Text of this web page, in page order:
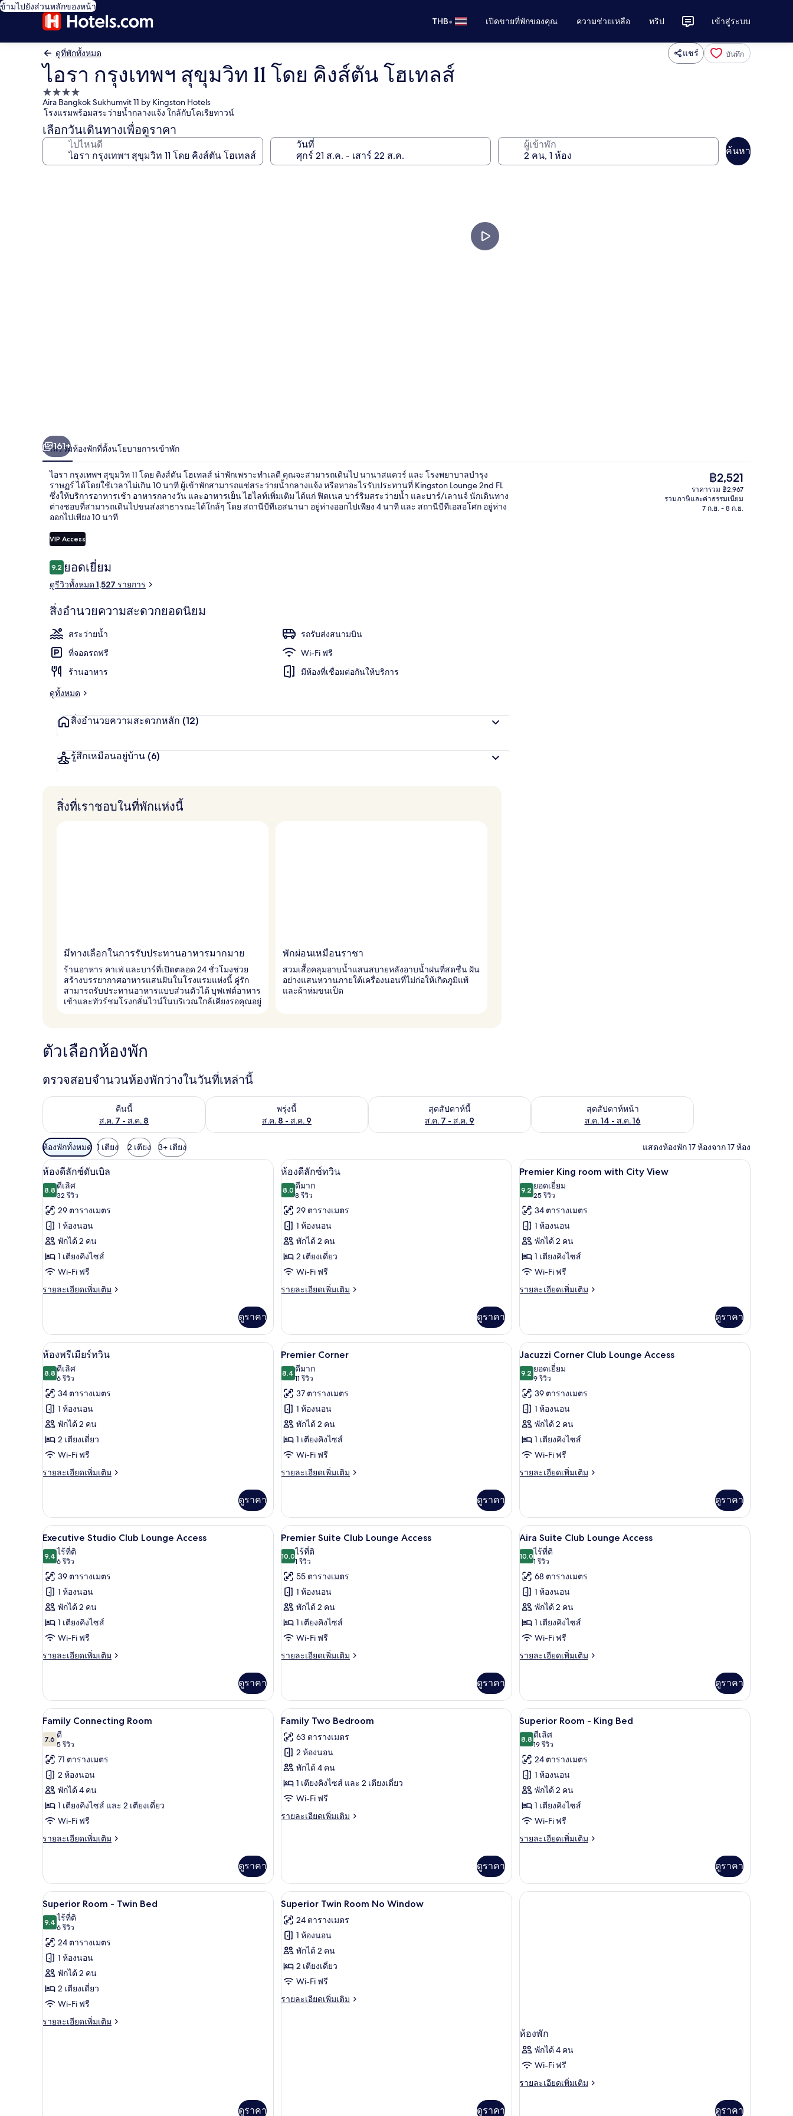
ข้ามไปยังส่วนหลักของหน้า
THB• เปิดขายที่พักของคุณ ความช่วยเหลือ ทริป เข้าสู่ระบบ
ดูที่พักทั้งหมด แชร์ บันทึก
ไอรา กรุงเทพฯ สุขุมวิท 11 โดย คิงส์ตัน โฮเทลส์
ที่พัก
4.0
ดาว
Aira Bangkok Sukhumvit 11 by Kingston Hotels
โรงแรมพร้อมสระว่ายน้ำกลางแจ้ง ใกล้กับโคเรียทาวน์
เลือกวันเดินทางเพื่อดูราคา
ไปไหนดี วันที่ ผู้เข้าพัก
ค้นหา
ลส์
Jacuzzi Corner Club Lounge Access | เครื่องนอนระดับพรีเมียม, ผ้านวมขนเป็ด, มินิบาร์, ตู้
บริเวณภายนอก
161+
ภาพรวมห้องพักที่ตั้งนโยบายการเข้าพัก
ไอรา กรุงเทพฯ สุขุมวิท 11 โดย คิงส์ตัน โฮเทลส์ น่าพักเพราะทำเลดี คุณจะสามารถเดินไป นานาสแควร์ และ โรงพยาบาลบำรุง
ราษฏร์ ได้โดยใช้เวลาไม่เกิน 10 นาที ผู้เข้าพักสามารถแช่สระว่ายน้ำกลางแจ้ง หรือหาอะไรรับประทานที่ Kingston Lounge 2nd FL
ซึ่งให้บริการอาหารเช้า อาหารกลางวัน และอาหารเย็น ไฮไลท์เพิ่มเติม ได้แก่ ฟิตเนส บาร์ริมสระว่ายน้ำ และบาร์/เลานจ์ นักเดินทาง
ต่างชอบที่สามารถเดินไปขนส่งสาธารณะได้ใกล้ๆ โดย สถานีบีทีเอสนานา อยู่ห่างออกไปเพียง 4 นาที และ สถานีบีทีเอสอโศก อยู่ห่าง
ออกไปเพียง 10 นาที
VIP Access
รีวิว
9.29.2 จาก 10
ยอดเยี่ยม
ดูรีวิวทั้งหมด 1,527 รายการ
สิ่งอำนวยความสะดวกยอดนิยม
สระว่ายน้ำ
รถรับส่งสนามบิน
ที่จอดรถฟรี
Wi-Fi ฟรี
ร้านอาหาร
มีห้องที่เชื่อมต่อกันให้บริการ
ดูทั้งหมด
สิ่งอำนวยความสะดวกหลัก (12)
รู้สึกเหมือนอยู่บ้าน (6)
ราคา
ปัจจุบัน
฿2,521
฿2,521
ราคารวม ฿2,967
รวมภาษีและค่าธรรมเนียม
7 ก.ย. - 8 ก.ย.
สิ่งที่เราชอบในที่พักแห่งนี้
มีทางเลือกในการรับประทานอาหารมากมาย
ร้านอาหาร คาเฟ่ และบาร์ที่เปิดตลอด 24 ชั่วโมงช่วย
สร้างบรรยากาศอาหารแสนฝันในโรงแรมแห่งนี้ คู่รัก
สามารถรับประทานอาหารแบบส่วนตัวได้ บุฟเฟต์อาหาร
เช้าและทัวร์ชมโรงกลั่นไวน์ในบริเวณใกล้เคียงรอคุณอยู่
พักผ่อนเหมือนราชา
สวมเสื้อคลุมอาบน้ำแสนสบายหลังอาบน้ำฝนที่สดชื่น ฝัน
อย่างแสนหวานภายใต้เครื่องนอนที่ไม่ก่อให้เกิดภูมิแพ้
และผ้าห่มขนเป็ด
ตัวเลือกห้องพัก
ตรวจสอบจำนวนห้องพักว่างในวันที่เหล่านี้
คืนนี้
ส.ค. 7 - ส.ค. 8
ตรวจสอบจำนวนห้องพักว่างในคืนนี้ ส.ค. 7 - ส.ค. 8
พรุ่งนี้
ส.ค. 8 - ส.ค. 9
ตรวจสอบจำนวนห้องพักว่างในพรุ่งนี้ ส.ค. 8 - ส.ค. 9
สุดสัปดาห์นี้
ส.ค. 7 - ส.ค. 9
ตรวจสอบจำนวนห้องพักว่างในสุดสัปดาห์นี้ ส.ค. 7 - ส.ค. 9สุดสัปดาห์หน้า
ส.ค. 14 - ส.ค. 16
ตรวจสอบจำนวนห้องพักว่างในสุดสัปดาห์หน้า ส.ค. 14 - ส.ค. 16
ตัว
กรอง
ที่
มี
ให้
สำหรับ
ห้อง
พัก
ห้องพักทั้งหมด 1 เตียง 2 เตียง 3+ เตียง แสดงห้องพัก 17 ห้องจาก 17 ห้อง
เปิด
ภาพถ่าย
ทั้งหมด
ของ
ห้อง
ดี
ลัก
ซ์
ห้องดีลักซ์ดับเบิล | เครื่องนอนระดับพรีเมียม, ผ้านวมขนเป็ด, มินิบาร์, ตู้นิรภัยในห้องพัก
9
ห้องดีลักซ์ดับเบิล
8.88.8 จาก 10
ดีเลิศ
32 รีวิว
(32
รีวิว)
29 ตารางเมตร
1 ห้องนอน
พักได้ 2 คน
1 เตียงคิงไซส์
Wi-Fi ฟรี
รายละเอียดเพิ่มเติม
ราย
เกี่ยว
กับ
ห้อง
ลัก
ดับเบิล
ดูราคา
เปิด
ภาพถ่าย
ทั้งหมด
ของ
ห้อง
ดี
ลัก
ซ์
7
ห้องดีลักซ์ทวิน
8.08.0 จาก 10
ดีมาก
8 รีวิว
(8
รีวิว)
29 ตารางเมตร
1 ห้องนอน
พักได้ 2 คน
2 เตียงเดี่ยว
Wi-Fi ฟรี
รายละเอียดเพิ่มเติม
ราย
เกี่ยว
กับ
ห้อง
ลัก
ทวิ
น
ดูราคา
เปิด
ภาพถ่าย
ทั้งหมด
ของ
Premier
King
room
with
City
Premier King room with City View | วิวจากห้อ
8
Premier King room with City View
9.29.2 จาก 10
ยอดเยี่ยม
25 รีวิว
(25
รีวิว)
34 ตารางเมตร
1 ห้องนอน
พักได้ 2 คน
1 เตียงคิงไซส์
Wi-Fi ฟรี
รายละเอียดเพิ่มเติม
ราย
เกี่ยว
กับ
Premier
room
with
City
View
ดูราคา
เปิด
ภาพถ่าย
ทั้งหมด
ของ
ห้อง
พรีเมียร์
ทวิน
ห้องพรีเมียร์ทวิน | เครื่องนอนระดับพรีเมียม, ผ้านวมขนเป็ด, มินิบาร์, ตู้นิรภัยในห้องพัก
9
ห้องพรีเมียร์ทวิน
8.88.8 จาก 10
ดีเลิศ
6 รีวิว
(6
รีวิว)
34 ตารางเมตร
1 ห้องนอน
พักได้ 2 คน
2 เตียงเดี่ยว
Wi-Fi ฟรี
รายละเอียดเพิ่มเติม
ราย
เกี่ยว
กับ
ห้อง
พรีเมียร์
ทวิ
ดูราคา
เปิด
ภาพถ่าย
ทั้งหมด
ของ
Premier
Corner
เครื่องนอนระดับพรีเมียม, ผ้านวมขนเป็ด, มินิบาร์, ตู้นิรภัยในห้องพัก
8
Premier Corner
8.48.4 จาก 10
ดีมาก
11 รีวิว
(11
รีวิว)
37 ตารางเมตร
1 ห้องนอน
พักได้ 2 คน
1 เตียงคิงไซส์
Wi-Fi ฟรี
รายละเอียดเพิ่มเติม
ราย
เกี่ยว
กับ
Premier
Corner
ดูราคา
เปิด
ภาพถ่าย
ทั้งหมด
ของ
Jacuzzi
Corner
Club
Lounge
Access
Jacuzzi Corner Club Lounge Access | วิวจาก
11
Jacuzzi Corner Club Lounge Access
9.29.2 จาก 10
ยอดเยี่ยม
9 รีวิว
(9
รีวิว)
39 ตารางเมตร
1 ห้องนอน
พักได้ 2 คน
1 เตียงคิงไซส์
Wi-Fi ฟรี
รายละเอียดเพิ่มเติม
ราย
เกี่ยว
กับ
Jacuzzi
Corner
Club
Lounge
Access
ดูราคา
เปิด
ภาพถ่าย
ทั้งหมด
ของ
Executive
Studio
Club
Lounge
Access
เครื่องนอนระดับพรีเมียม, ผ้านวมขนเป็ด, มินิบาร์, ตู้นิรภัยในห้องพัก
11
Executive Studio Club Lounge Access
9.49.4 จาก 10
ไร้ที่ติ
6 รีวิว
(6
รีวิว)
39 ตารางเมตร
1 ห้องนอน
พักได้ 2 คน
1 เตียงคิงไซส์
Wi-Fi ฟรี
รายละเอียดเพิ่มเติม
ราย
เกี่ยว
กับ
Executive
Studio
Club
Lounge
Access
ดูราคา
เปิด
ภาพถ่าย
ทั้งหมด
ของ
Premier
Suite
Club
Lounge
Access
Premier Suite Club Lounge Access | เครื่องนอนระดับพรีเมียม, ผ้านวมขนเป็ด, มินิบาร์, ตู้นิรภัยในห้องพัก
12
Premier Suite Club Lounge Access
10.010.0 จาก 10
ไร้ที่ติ
1 รีวิว
(1
รีวิว)
55 ตารางเมตร
1 ห้องนอน
พักได้ 2 คน
1 เตียงคิงไซส์
Wi-Fi ฟรี
รายละเอียดเพิ่มเติม
ราย
เกี่ยว
กับ
Premier
Club
Lounge
Access
ดูราคา
เปิด
ภาพถ่าย
ทั้งหมด
ของ
Aira
Suite
Club
Lounge
Access
Aira Suite Club Lounge Access | เครื่องนอ
7
Aira Suite Club Lounge Access
10.010.0 จาก 10
ไร้ที่ติ
1 รีวิว
(1
รีวิว)
68 ตารางเมตร
1 ห้องนอน
พักได้ 2 คน
1 เตียงคิงไซส์
Wi-Fi ฟรี
รายละเอียดเพิ่มเติม
ราย
เกี่ยว
กับ
Aira
Suite
Club
Lounge
Access
ดูราคา
เปิด
ภาพถ่าย
ทั้งหมด
ของ
Family
Connecting
Room
เครื่องนอนระดับพรีเมียม, ผ้านวมขนเป็ด, มินิบาร์, ตู้นิรภัยในห้องพัก
8
Family Connecting Room
7.67.6 จาก 10
ดี
5 รีวิว
(5
รีวิว)
71 ตารางเมตร
2 ห้องนอน
พักได้ 4 คน
1 เตียงคิงไซส์ และ 2 เตียงเดี่ยว
Wi-Fi ฟรี
รายละเอียดเพิ่มเติม
ราย
เกี่ยว
กับ
Family
Connecting
Room
ดูราคา
เปิด
ภาพถ่าย
ทั้งหมด
ของ
Family
Two
Bedroom
เครื่องนอนระดับพรีเมียม, ผ้านวมขนเป็ด, มินิบาร์, ตู้นิรภัยในห้องพัก
6
Family Two Bedroom
63 ตารางเมตร
2 ห้องนอน
พักได้ 4 คน
1 เตียงคิงไซส์ และ 2 เตียงเดี่ยว
Wi-Fi ฟรี
รายละเอียดเพิ่มเติม
ราย
Family
Two
Bedroom
ดูราคา
เปิด
ภาพถ่าย
ทั้งหมด
ของ
Superior
Room
-
King
Bed
Superior Room - King Bed | เครื่องนอนระ
10
Superior Room - King Bed
8.88.8 จาก 10
ดีเลิศ
19 รีวิว
(19
รีวิว)
24 ตารางเมตร
1 ห้องนอน
พักได้ 2 คน
1 เตียงคิงไซส์
Wi-Fi ฟรี
รายละเอียดเพิ่มเติม
ราย
เกี่ยว
กับ
Superior
ดูราคา
เปิด
ภาพถ่าย
ทั้งหมด
ของ
Superior
Room
-
Twin
Bed
เครื่องนอนระดับพรีเมียม, ผ้านวมขนเป็ด, มินิบาร์, ตู้นิรภัยในห้องพัก
9
Superior Room - Twin Bed
9.49.4 จาก 10
ไร้ที่ติ
6 รีวิว
(6
รีวิว)
24 ตารางเมตร
1 ห้องนอน
พักได้ 2 คน
2 เตียงเดี่ยว
Wi-Fi ฟรี
รายละเอียดเพิ่มเติม
ราย
ดูราคา
เปิด
ภาพถ่าย
ทั้งหมด
ของ
Superior
Twin
Room
No
เครื่องนอนระดับพรีเมียม, ผ้านวมขนเป็ด, มินิบาร์, ตู้นิรภัยในห้องพัก
5
Superior Twin Room No Window
24 ตารางเมตร
1 ห้องนอน
พักได้ 2 คน
2 เตียงเดี่ยว
Wi-Fi ฟรี
รายละเอียดเพิ่มเติม
ราย
ดูราคา
ห้องพัก
พักได้ 4 คน
Wi-Fi ฟรี
รายละเอียดเพิ่มเติม
ราย
ดูราคา